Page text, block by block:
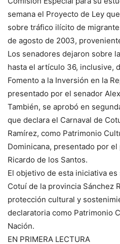
semana el Proyecto de Ley
sobre tráfico ilícito de
de agosto de 2003,
Los senadores dejaron sobre
hasta el artículo 36, inclusive,
Fomento a la Inversión en la
presentado por el senador
También, se aprobó en
que declara el Carnaval de
Ramírez, como Patrimonio
Dominicana, presentado por
Ricardo de los Santos.
El objetivo de esta iniciativa
Cotuí de la provincia Sánchez
protección cultural y
declaratoria como Patrimonio
Nación.
EN PRIMERA LECTURA